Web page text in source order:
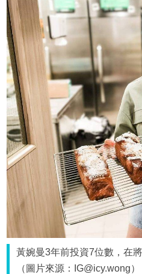
黃婉曼3年前投資7位數，在
（圖片來源：IG@icy.wong）